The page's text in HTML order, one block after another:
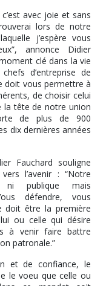
avec joie et sans
lors de notre
j’espère vous
annonce Didier
clé dans la vie
d’entreprise de
doit vous permettre à
de choisir celui
la tête de notre union
de plus de 900
dix dernières années
Fauchard souligne
l’avenir : “Notre
ni publique mais
défendre, vous
doit être la première
ou celle qui désire
à venir faire battre
patronale.”
et de confiance, le
le voeu que celle ou